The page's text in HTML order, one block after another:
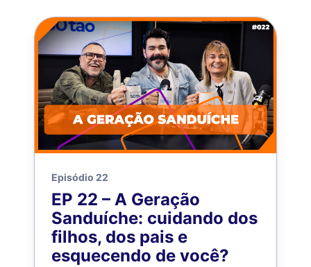
Episódio 22
EP 22 – A Geração
Sanduíche: cuidando dos
filhos, dos pais e
esquecendo de você?